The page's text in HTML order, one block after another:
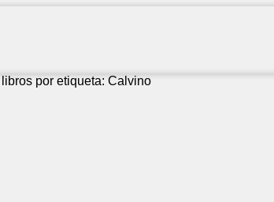
por etiqueta: Calvino